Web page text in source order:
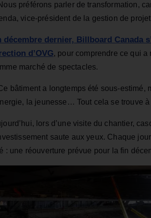
préférons parler de transformation,
vice-président de la gestion de
décembre dernier, Billboard Canada
d’OVG, pour comprendre ce qui a
marché de spectacles.
bâtiment a longtemps été sous-estimé,
la jeunesse… Tout cela se trouve
lors d’une visite du chantier,
saute aux yeux. Chaque
: une réouverture prévue pour la fin